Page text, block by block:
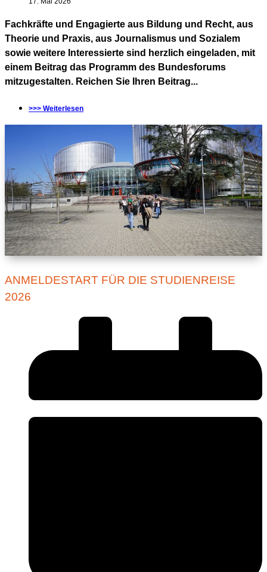
Fachkräfte und Engagierte aus Bildung und Recht, aus
Theorie und Praxis, aus Journalismus und Sozialem
sowie weitere Interessierte sind herzlich eingeladen, mit
einem Beitrag das Programm des Bundesforums
mitzugestalten. Reichen Sie Ihren Beitrag...
>>> Weiterlesen
ANMELDESTART FÜR DIE STUDIENREISE
2026